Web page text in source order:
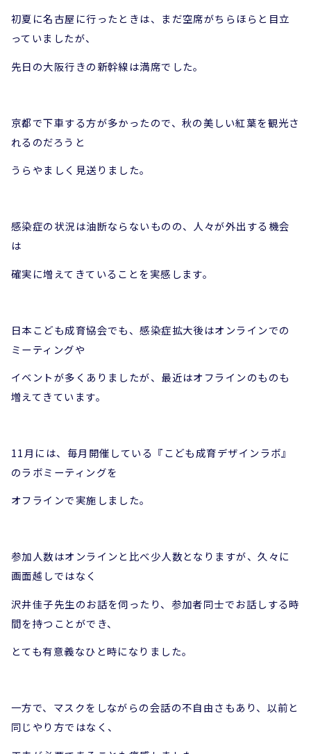
初夏に名古屋に行ったときは、まだ空席がちらほらと目立
っていましたが、
先日の大阪行きの新幹線は満席でした。
京都で下車する方が多かったので、秋の美しい紅葉を観光さ
れるのだろうと
うらやましく見送りました。
感染症の状況は油断ならないものの、人々が外出する機会
は
確実に増えてきていることを実感します。
日本こども成育協会でも、感染症拡大後はオンラインでの
ミーティングや
イベントが多くありましたが、最近はオフラインのものも
増えてきています。
11月には、毎月開催している『こども成育デザインラボ』
のラボミーティングを
オフラインで実施しました。
参加人数はオンラインと比べ少人数となりますが、久々に
画面越しではなく
沢井佳子先生のお話を伺ったり、参加者同士でお話しする時
間を持つことができ、
とても有意義なひと時になりました。
一方で、マスクをしながらの会話の不自由さもあり、以前と
同じやり方ではなく、